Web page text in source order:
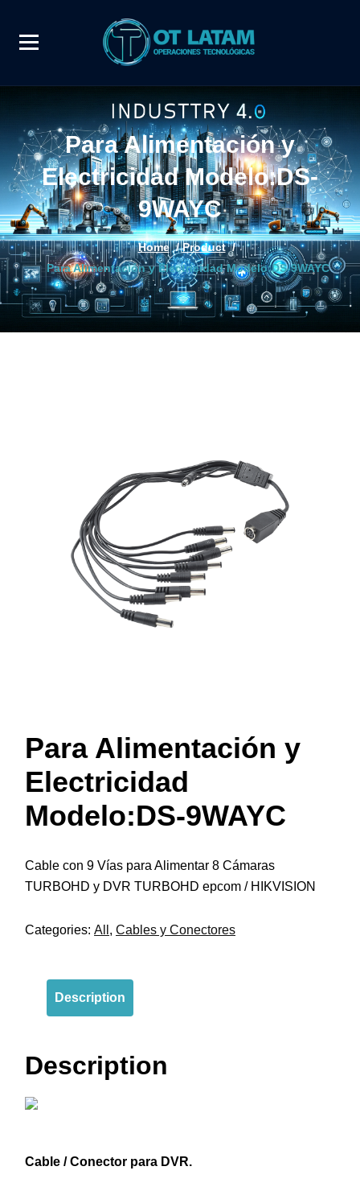
Para Alimentación y
Electricidad Modelo:DS-
9WAYC
Home/Product/
Para Alimentación y Electricidad Modelo:DS-9WAYC
Para Alimentación y
Electricidad
Modelo:DS-9WAYC
Cable con 9 Vías para Alimentar 8 Cámaras
TURBOHD y DVR TURBOHD epcom / HIKVISION
Categories: All , Cables y Conectores
Description
Description
Cable / Conector para DVR.